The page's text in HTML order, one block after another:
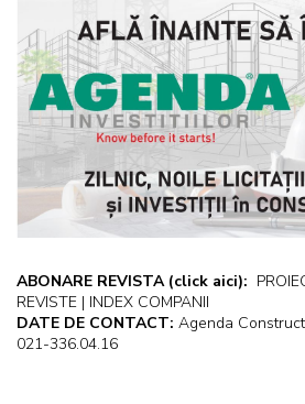
ABONARE REVISTA (click aici):
REVISTE | INDEX COMPANII
DATE DE CONTACT: Agenda
021-336.04.16